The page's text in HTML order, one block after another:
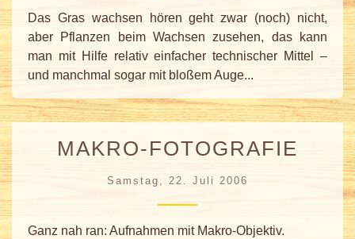
Das Gras wachsen hören geht zwar (noch) nicht,
aber Pflanzen beim Wachsen zusehen, das kann
man mit Hilfe relativ einfacher technischer Mittel –
und manchmal sogar mit bloßem Auge...
MAKRO-FOTOGRAFIE
Samstag, 22. Juli 2006
Ganz nah ran: Aufnahmen mit Makro-Objektiv.